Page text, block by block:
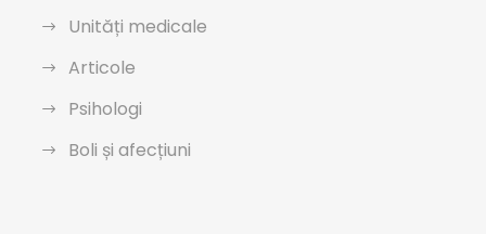
Unități medicale
Articole
Psihologi
Boli și afecțiuni